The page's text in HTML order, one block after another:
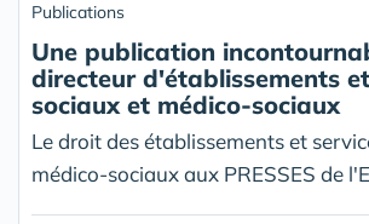
Publications
Une publication
directeur d'établissements
sociaux et médico-sociaux
Le droit des établissements et
médico-sociaux aux PRESSES de